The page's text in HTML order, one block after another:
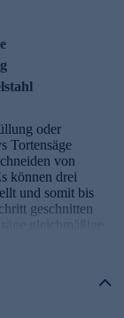
oder
Tortensäge
von
können drei
und somit bis
geschnitten
gleichmäßige
die Höhe der
besteht aus